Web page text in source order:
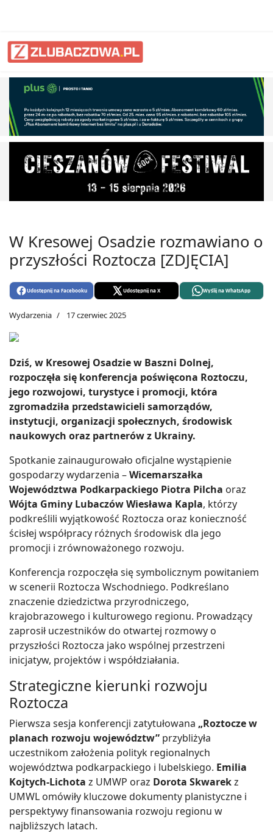
W Kresowej Osadzie rozmawiano o
przyszłości Roztocza [ZDJĘCIA]
Udostępnij na Facebooku Udostępnij na X Wyślij na WhatsApp
Wydarzenia 17 czerwiec 2025
Dziś, w Kresowej Osadzie w Baszni Dolnej,
rozpoczęła się konferencja poświęcona Roztoczu,
jego rozwojowi, turystyce i promocji, która
zgromadziła przedstawicieli samorządów,
instytucji, organizacji społecznych, środowisk
naukowych oraz partnerów z Ukrainy.
Spotkanie zainaugurowało oficjalne wystąpienie
gospodarzy wydarzenia –Wicemarszałka
Województwa Podkarpackiego Piotra Pilcha oraz
Wójta Gminy Lubaczów Wiesława Kapla, którzy
podkreślili wyjątkowość Roztocza oraz konieczność
ścisłej współpracy różnych środowisk dla jego
promocji i zrównoważonego rozwoju.
Konferencja rozpoczęła się symbolicznym powitaniem
w scenerii Roztocza Wschodniego. Podkreślano
znaczenie dziedzictwa przyrodniczego,
krajobrazowego i kulturowego regionu. Prowadzący
zaprosił uczestników do otwartej rozmowy o
przyszłości Roztocza jako wspólnej przestrzeni
inicjatyw, projektów i współdziałania.
Strategiczne kierunki rozwoju
Roztocza
Pierwsza sesja konferencji zatytułowana „Roztocze w
planach rozwoju województw” przybliżyła
uczestnikom założenia polityk regionalnych
województwa podkarpackiego i lubelskiego. Emilia
Kojtych-Lichota z UMWP oraz Dorota Skwarekz
UMWL omówiły kluczowe dokumenty planistyczne i
perspektywy finansowania rozwoju regionu w
najbliższych latach.